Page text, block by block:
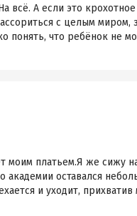
всё. А если это
с целым миром,
понять, что ребёнок не
моим платьем.Я же сижу
академии оставался
и уходит,